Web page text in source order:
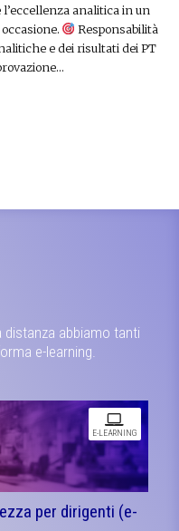
analitica in un
Responsabilità
e dei risultati dei PT
distanza abbiamo tanti
e-learning.
E-LEARNING
per dirigenti (e-